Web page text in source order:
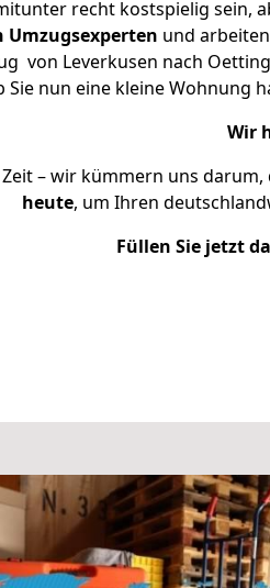
recht kostspielig sein,
Umzugsexperten und
von Leverkusen nach
Sie nun eine kleine Wohnung
Wir
– wir kümmern uns
heute, um Ihren
Füllen Sie jetzt